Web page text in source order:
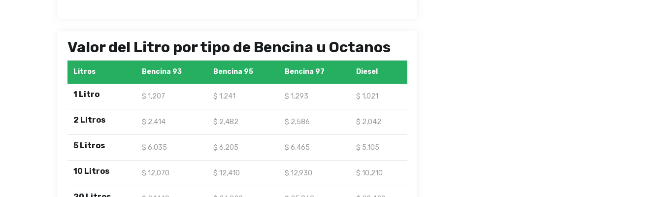
Valor del Litro por tipo de Bencina u Octanos
Litros Bencina 93 Bencina 95 Bencina 97 Diesel
1 Litro $ 1,207 $ 1,241 $ 1,293 $ 1,021
2 Litros $ 2,414 $ 2,482 $ 2,586 $ 2,042
5 Litros $ 6,035 $ 6,205 $ 6,465 $ 5,105
10 Litros $ 12,070 $ 12,410 $ 12,930 $ 10,210